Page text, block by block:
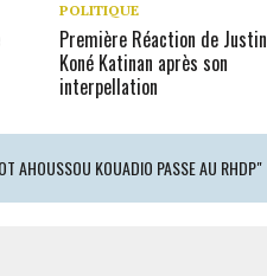
POLITIQUE
Première Réaction de Justin
Koné Katinan après son
interpellation
AHOUSSOU KOUADIO PASSE AU RHDP"